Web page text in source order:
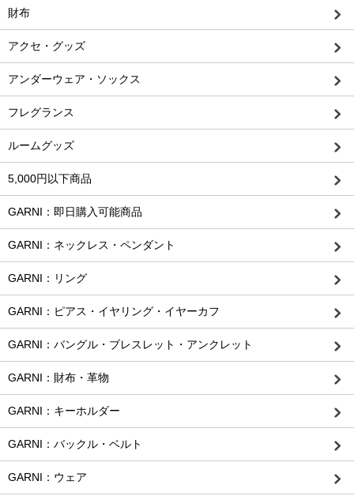
財布
アクセ・グッズ
アンダーウェア・ソックス
フレグランス
ルームグッズ
5,000円以下商品
GARNI：即日購入可能商品
GARNI：ネックレス・ペンダント
GARNI：リング
GARNI：ピアス・イヤリング・イヤーカフ
GARNI：バングル・ブレスレット・アンクレット
GARNI：財布・革物
GARNI：キーホルダー
GARNI：バックル・ベルト
GARNI：ウェア